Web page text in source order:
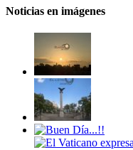
Noticias en imágenes